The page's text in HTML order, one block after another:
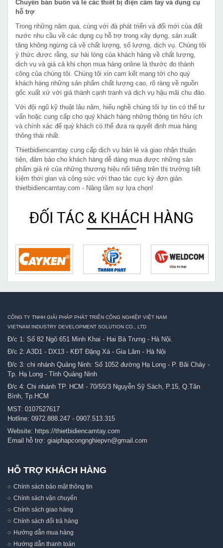
Chuyên bán buôn và lẻ các thiết bị điện cầm tay và dụng cụ
hỗ trợ
Trong những năm qua, cùng với đà phát triển và đổi mới của đất
nước nhu cầu về các dụng cụ hỗ trợ trong xây dựng, sản xuất
tăng không ngừng cả về chất lượng, số lượng, dịch vụ. Chúng tôi
ý thức được rằng, sự hài lòng của khách hàng về chất lượng,
dịch vụ và giá cả khi chọn mua hàng online là thước đo thành
công của chúng tôi. Chúng tôi xin cam kết mang tới cho quý
khách hàng những sản phẩm chất lượng cao, rõ ràng về nguồn
gốc xuất xứ với giá thành cạnh tranh và dịch vụ hậu mãi chu đáo.
Với đội ngũ kỹ thuật lâu năm, hiểu nghề chúng tôi tự tin có thể tư
vấn hoặc cung cấp cho quý khách hàng những thông tin hữu ích
và chính xác để quý khách có thể đưa ra quyết định mua hàng
thông thái nhất.
Thietbidiencamtay cung cấp dịch vụ bán lẻ và giao nhận thuận
tiện, đảm bảo cho khách hàng dễ dàng mua được những sản
phẩm giá rẻ của những thương hiệu nổi tiếng trên thị trường tiết
kiệm thời gian và công sức với thao tác cực kỳ đơn giản.
thietbidiencamtay.com - Nâng tầm sự lựa chọn!
ĐỐI TÁC & KHÁCH HÀNG
CÔNG TY TNHH GIẢI PHÁP PHÁT TRIỂN CÔNG NGHIỆP VIỆT NAM
VIETNAM INDUSTRY DEVELOPMENT SOLUTION CO., LTD
Đ/c 1: Số 82 Ngõ 651 Minh Khai - Hai Bà Trưng - Hà Nội.
Đ/c 2: A3D1 - DX13 - KĐT Đặng Xá - Gia Lâm - Hà Nội
Đ/c 3: chi nhánh Quảng Ninh: Số 1052 đường Hạ Long - P. Bãi Cháy -
Tp. Hạ Long - Tỉnh Quảng Ninh
Đ/c 4: Chi nhánh TP. HCM - 70/55/3 Nguyễn Sỹ Sách, P.15, Q.Tân
Bình, Tp.HCM
MST: 0107527617
Hotline: 0972.888.247 - 0907.513.315
Website: https://thietbidiencamtay.com
Email hỗ trợ: giaiphapcongnghiepvn@gmail.com
HỖ TRỢ KHÁCH HÀNG
Chính sách bảo mật thông tin
Chính sách vận chuyển
Chính sách giao hàng
Chính sách đổi trả hàng
Hướng dẫn mua hàng
Hướng dẫn thanh toán